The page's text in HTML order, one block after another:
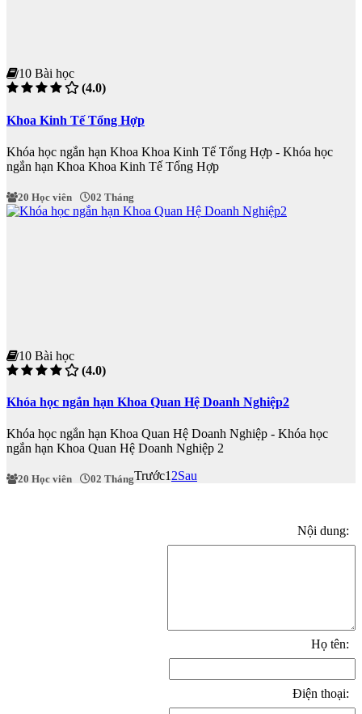
10 Bài học
(4.0)
Khoa Kinh Tế Tổng Hợp
Khóa học ngắn hạn Khoa Khoa Kinh Tế Tổng Hợp - Khóa học
ngắn hạn Khoa Khoa Kinh Tế Tổng Hợp
20 Học viên 02 Tháng
10 Bài học
(4.0)
Khóa học ngắn hạn Khoa Quan Hệ Doanh Nghiệp2
Khóa học ngắn hạn Khoa Quan Hệ Doanh Nghiệp - Khóa học
ngắn hạn Khoa Quan Hệ Doanh Nghiệp 2
20 Học viên 02 ThángTrước1 2Sau
Nội dung:
Họ tên:
Điện thoại: